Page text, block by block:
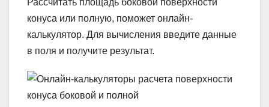
Рассчитать площадь боковой поверхности
конуса или полную, поможет онлайн-
калькулятор. Для вычисления введите данные
в поля и получите результат.